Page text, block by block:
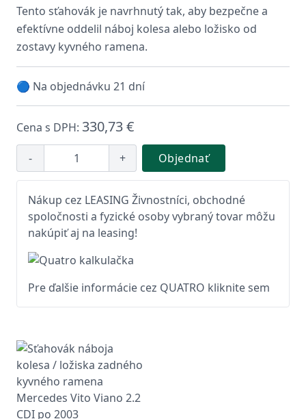
Tento sťahovák je navrhnutý tak, aby bezpečne a
efektívne oddelil náboj kolesa alebo ložisko od
zostavy kyvného ramena.
🔵 Na objednávku 21 dní
Cena s DPH: 330,73 €
- + Objednať
Nákup cez LEASING Živnostníci, obchodné
spoločnosti a fyzické osoby vybraný tovar môžu
nakúpiť aj na leasing!
Pre ďalšie informácie cez QUATRO kliknite sem